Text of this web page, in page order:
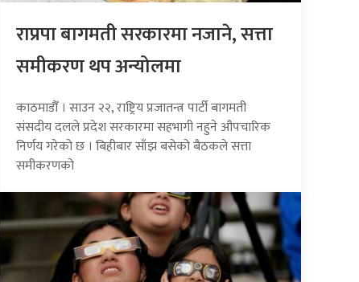
राप्रपा बागमती सरकारमा नजाने, सत्ता
समीकरण थप अन्योलमा
काठमाडौँ । साउन २२, राष्ट्रिय प्रजातन्त्र पार्टी बागमती
संसदीय दलले प्रदेश सरकारमा सहभागी नहुने औपचारिक
निर्णय गरेको छ । बिहीबार साँझ बसेको बैठकले सत्ता
समीकरणको